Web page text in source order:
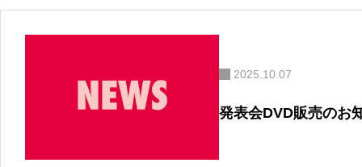
2025.10.07
発表会DVD販売のお